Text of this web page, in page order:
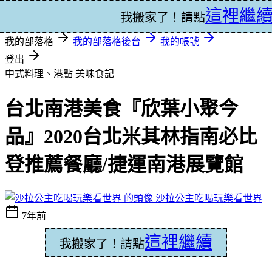
我的部落格 我的部落格後台
我的帳號
登出
中式料理、港點 美味食記
台北南港美食『欣葉小聚今
品』2020台北米其林指南必比
登推薦餐廳/捷運南港展覽館
沙拉公主吃喝玩樂看世界
7年前
我搬家了！請點這裡繼續
我搬家了！請點這裡繼